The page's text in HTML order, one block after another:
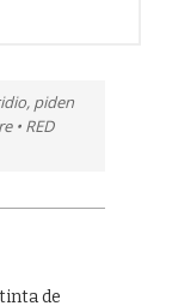
piden
• RED
de